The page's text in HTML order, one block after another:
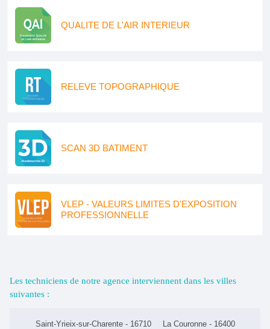
QUALITE DE L'AIR INTERIEUR
RELEVE TOPOGRAPHIQUE
SCAN 3D BATIMENT
VLEP - VALEURS LIMITES D'EXPOSITION
PROFESSIONNELLE
Les techniciens de notre agence interviennent dans les villes
suivantes :
Saint-Yrieix-sur-Charente - 16710
La Couronne - 16400